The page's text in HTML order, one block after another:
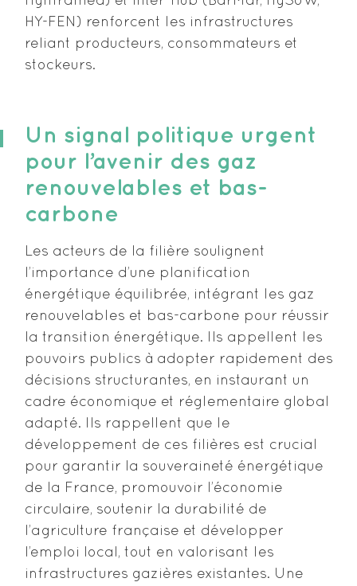
HY-FEN) renforcent les infrastructures
reliant producteurs, consommateurs et
stockeurs.
Un signal politique urgent
pour l’avenir des gaz
renouvelables et bas-
carbone
Les acteurs de la filière soulignent
l’importance d’une planification
énergétique équilibrée, intégrant les gaz
renouvelables et bas-carbone pour réussir
la transition énergétique. Ils appellent les
pouvoirs publics à adopter rapidement des
décisions structurantes, en instaurant un
cadre économique et réglementaire global
adapté. Ils rappellent que le
développement de ces filières est crucial
pour garantir la souveraineté énergétique
de la France, promouvoir l’économie
circulaire, soutenir la durabilité de
l’agriculture française et développer
l’emploi local, tout en valorisant les
infrastructures gazières existantes. Une